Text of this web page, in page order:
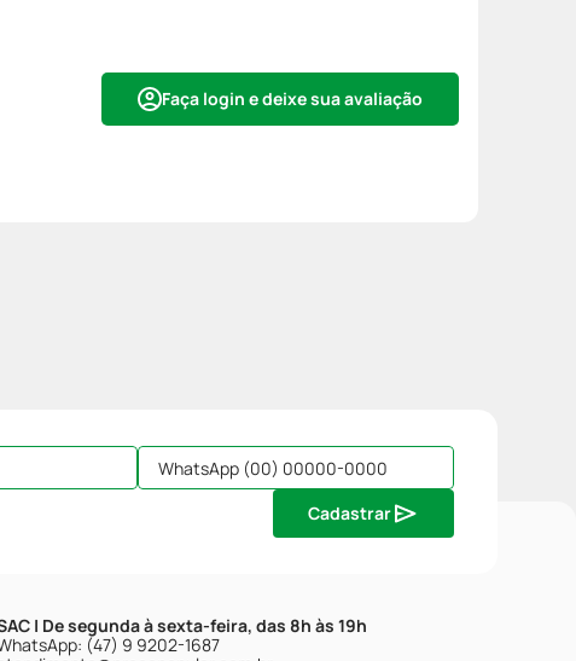
Faça login e deixe sua avaliação
Cadastrar
| De segunda à sexta-feira, das 8h às 19h
(47) 9 9202-1687